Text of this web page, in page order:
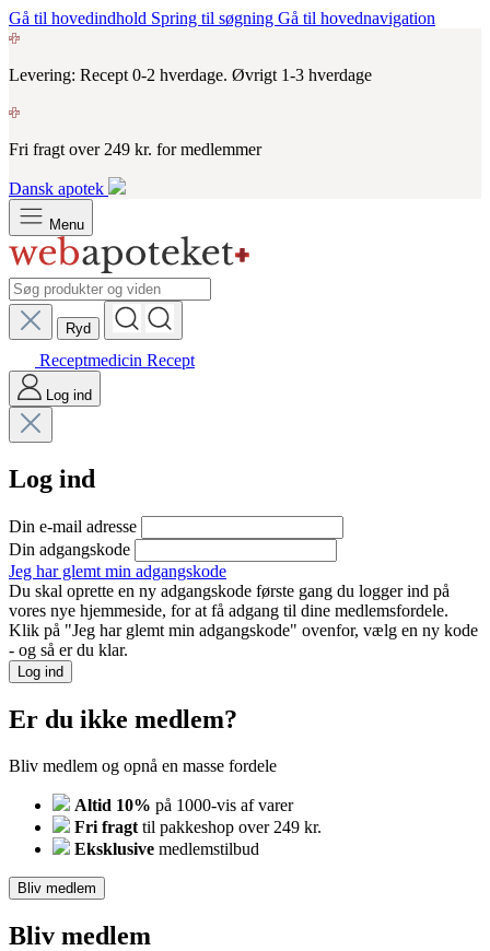
Gå til hovedindhold Spring til søgning Gå til hovednavigation
Levering: Recept 0-2 hverdage. Øvrigt 1-3 hverdage
Fri fragt over 249 kr. for medlemmer
Dansk apotek
Menu
Ryd
Receptmedicin Recept
Log ind
Log ind
Din e-mail adresse
Din adgangskode
Jeg har glemt min adgangskode
Du skal oprette en ny adgangskode første gang du logger ind på
vores nye hjemmeside, for at få adgang til dine medlemsfordele.
Klik på "Jeg har glemt min adgangskode" ovenfor, vælg en ny kode
- og så er du klar.
Log ind
Er du ikke medlem?
Bliv medlem og opnå en masse fordele
Altid 10% på 1000-vis af varer
Fri fragt til pakkeshop over 249 kr.
Eksklusive medlemstilbud
Bliv medlem
Bliv medlem